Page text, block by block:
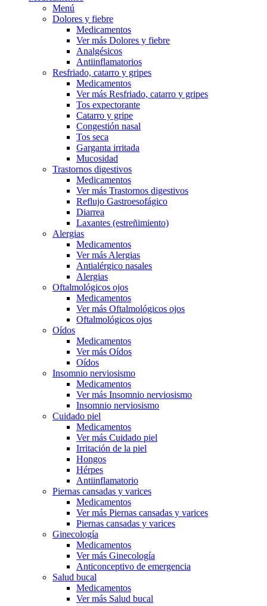
Menú
Dolores y fiebre
Medicamentos
Ver más Dolores y fiebre
Analgésicos
Antiinflamatorios
Resfriado, catarro y gripes
Medicamentos
Ver más Resfriado, catarro y gripes
Tos expectorante
Catarro y gripe
Congestión nasal
Tos seca
Garganta irritada
Mucosidad
Trastornos digestivos
Medicamentos
Ver más Trastornos digestivos
Reflujo Gastroesofágico
Diarrea
Laxantes (estreñimiento)
Alergias
Medicamentos
Ver más Alergias
Antialérgico nasales
Alergias
Oftalmológicos ojos
Medicamentos
Ver más Oftalmológicos ojos
Oftalmológicos ojos
Oídos
Medicamentos
Ver más Oídos
Oídos
Insomnio nerviosismo
Medicamentos
Ver más Insomnio nerviosismo
Insomnio nerviosismo
Cuidado piel
Medicamentos
Ver más Cuidado piel
Irritación de la piel
Hongos
Hérpes
Antiinflamatorio
Piernas cansadas y varices
Medicamentos
Ver más Piernas cansadas y varices
Piernas cansadas y varices
Ginecología
Medicamentos
Ver más Ginecología
Anticonceptivo de emergencia
Salud bucal
Medicamentos
Ver más Salud bucal